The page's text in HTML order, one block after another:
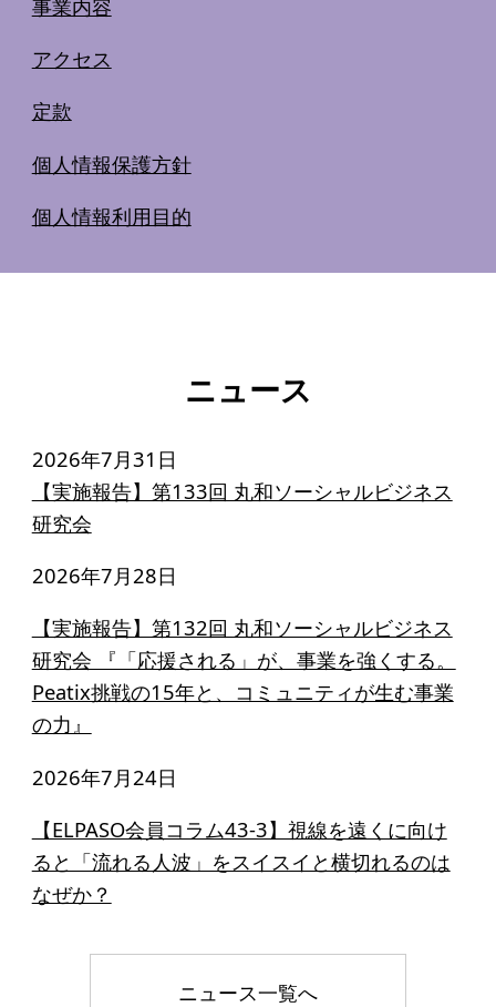
事業内容
アクセス
定款
個人情報保護方針
個人情報利用目的
ニュース
2026年7月31日
【実施報告】第133回 丸和ソーシャルビジネス
研究会
2026年7月28日
【実施報告】第132回 丸和ソーシャルビジネス
研究会 『「応援される」が、事業を強くする。
Peatix挑戦の15年と、コミュニティが生む事業
の力』
2026年7月24日
【ELPASO会員コラム43-3】視線を遠くに向け
ると「流れる人波」をスイスイと横切れるのは
なぜか？
ニュース一覧へ